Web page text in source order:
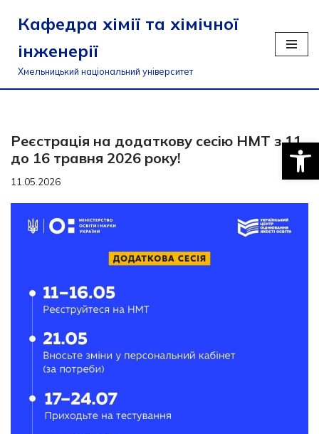
Перейти
до
вмісту
Кафедра хімії та хімічної
інженерії
Хмельницький національний університет
Реєстрація на додаткову сесію НМТ з 11
до 16 травня 2026 року!
11.05.2026